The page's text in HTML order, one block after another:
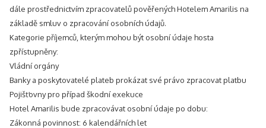
dále prostřednictvím zpracovatelů pověřených Hotelem Amarilis na
základě smluv o zpracování osobních údajů.
Kategorie příjemců, kterým mohou být osobní údaje hosta
zpřístupněny:
Vládní orgány
Banky a poskytovatelé plateb prokázat své právo zpracovat platbu
Pojišťovny pro případ škodní exekuce
Hotel Amarilis bude zpracovávat osobní údaje po dobu:
Zákonná povinnost: 6 kalendářních let